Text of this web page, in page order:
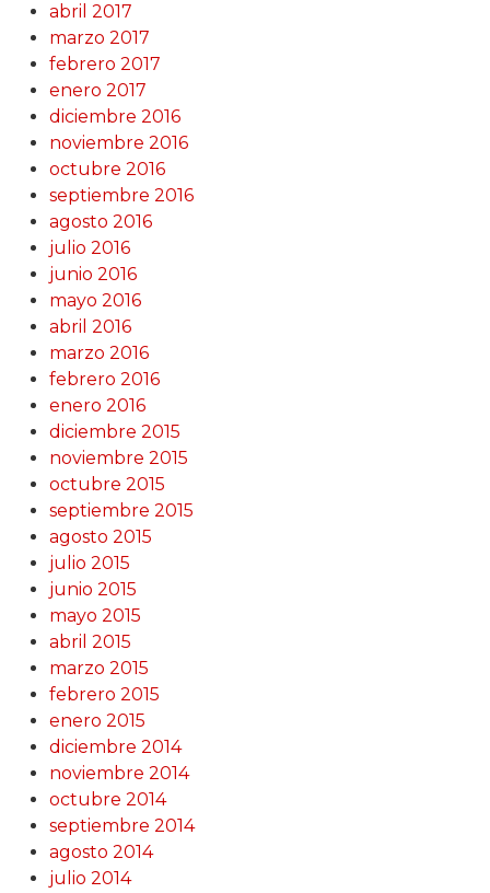
abril 2017
marzo 2017
febrero 2017
enero 2017
diciembre 2016
noviembre 2016
octubre 2016
septiembre 2016
agosto 2016
julio 2016
junio 2016
mayo 2016
abril 2016
marzo 2016
febrero 2016
enero 2016
diciembre 2015
noviembre 2015
octubre 2015
septiembre 2015
agosto 2015
julio 2015
junio 2015
mayo 2015
abril 2015
marzo 2015
febrero 2015
enero 2015
diciembre 2014
noviembre 2014
octubre 2014
septiembre 2014
agosto 2014
julio 2014